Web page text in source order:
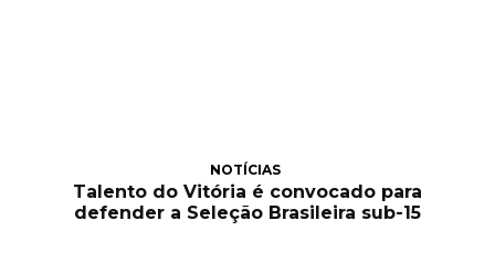
NOTÍCIAS
Talento do Vitória é convocado para
defender a Seleção Brasileira sub-15